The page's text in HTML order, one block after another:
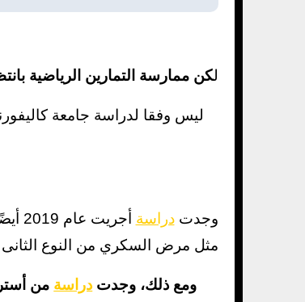
لكن ممارسة التمارين الرياضية
ليس وفقا لدراسة جامعة
وجدتدراسة
مثل مرض السكري من النوع الثانى
ومع ذلك، وجدت دراسة